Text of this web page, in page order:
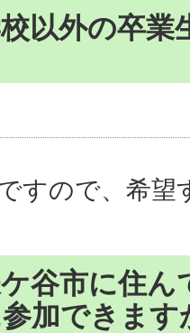
以外の卒業
すので、希望
谷市に住ん
加できます